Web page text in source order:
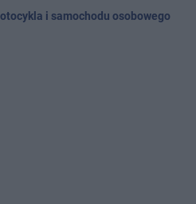
i samochodu osobowego